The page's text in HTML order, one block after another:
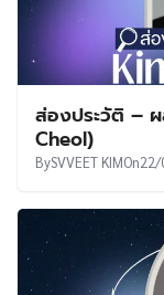
ส่องประวัติ –
Cheol)
BySVVEET KIMOn22/